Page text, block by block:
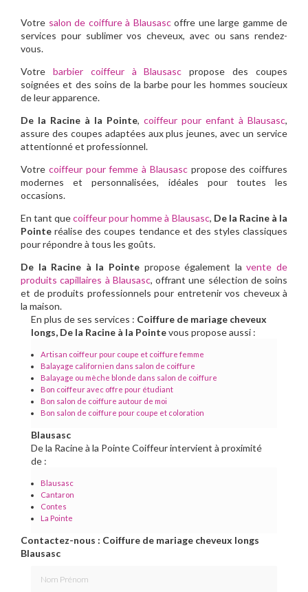
Votre salon de coiffure à Blausascoffre une large gamme de
services pour sublimer vos cheveux, avec ou sans rendez-
vous.
Votre barbier coiffeur à Blausasc propose des coupes
soignées et des soins de la barbe pour les hommes soucieux
de leur apparence.
De la Racine à la Pointe, coiffeur pour enfant à Blausasc,
assure des coupes adaptées aux plus jeunes, avec un service
attentionné et professionnel.
Votre coiffeur pour femme à Blausascpropose des coiffures
modernes et personnalisées, idéales pour toutes les
occasions.
En tant quecoiffeur pour homme à Blausasc, De la Racine à la
Pointe réalise des coupes tendance et des styles classiques
pour répondre à tous les goûts.
De la Racine à la Pointe propose également lavente de
produits capillaires à Blausasc, offrant une sélection de soins
et de produits professionnels pour entretenir vos cheveux à
la maison.
En plus de ses services : Coiffure de mariage cheveux
longs, De la Racine à la Pointevous propose aussi :
Artisan coiffeur pour coupe et coiffure femme
Balayage californien dans salon de coiffure
Balayage ou mèche blonde dans salon de coiffure
Bon coiffeur avec offre pour étudiant
Bon salon de coiffure autour de moi
Bon salon de coiffure pour coupe et coloration
Blausasc
De la Racine à la Pointe Coiffeur intervient à proximité
de :
Blausasc
Cantaron
Contes
La Pointe
Contactez-nous : Coiffure de mariage cheveux longs
Blausasc